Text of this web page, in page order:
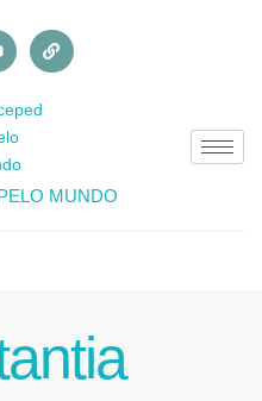
MUNDO